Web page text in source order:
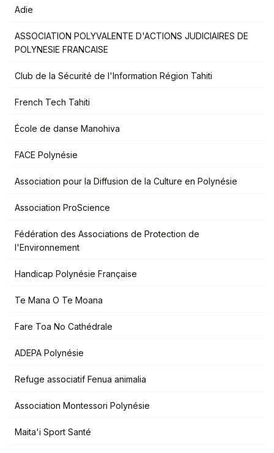
Adie
ASSOCIATION POLYVALENTE D'ACTIONS JUDICIAIRES DE
POLYNESIE FRANCAISE
Club de la Sécurité de l'Information Région Tahiti
French Tech Tahiti
École de danse Manohiva
FACE Polynésie
Association pour la Diffusion de la Culture en Polynésie
Association ProScience
Fédération des Associations de Protection de
l'Environnement
Handicap Polynésie Française
Te Mana O Te Moana
Fare Toa No Cathédrale
ADEPA Polynésie
Refuge associatif Fenua animalia
Association Montessori Polynésie
Maita'i Sport Santé